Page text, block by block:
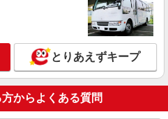
とりあえずキープ
からよくある質問